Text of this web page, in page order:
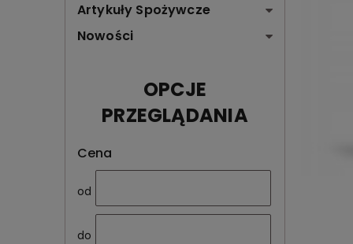
Artykuły Spożywcze
Nowości
OPCJE
PRZEGLĄDANIA
Cena
od
do